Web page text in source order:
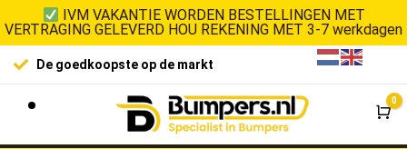
IVM VAKANTIE WORDEN BESTELLINGEN MET
VERTRAGING GELEVERD HOU REKENING MET 3-7 werkdagen
De goedkoopste op de markt
0